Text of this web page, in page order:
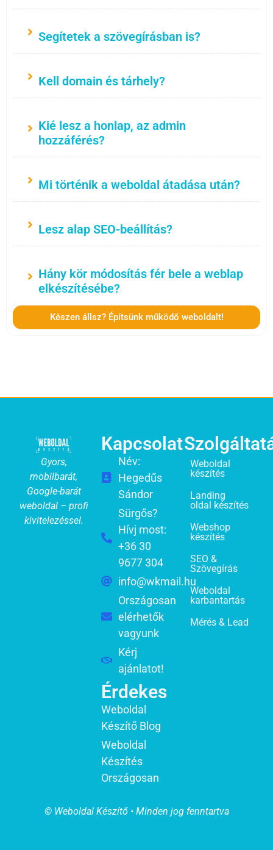
Segítetek a szövegírásban is?
Kell domain és tárhely?
Kié lesz a honlap, az admin
hozzáférés?
Mi történik a weboldal átadása után?
Lesz alap SEO-beállítás?
Hány kör módosítás fér bele a weblap
elkészítésébe?
Készen állsz? Építsünk működő weboldalt!
Gyors,
mobilbarát,
Google-barát
weboldal – profi
kivitelezéssel.
Kapcsolat
Név:
Hegedűs
Sándor
Sürgős?
Hívj most:
+36 30
9677 304
info@wkmail.hu
Országosan
elérhetők
vagyunk
Kérj
ajánlatot!
Érdekes
Weboldal
Készítő Blog
Weboldal
Készítés
Országosan
Weboldal
készítés
Landing
oldal készítés
Webshop
készítés
SEO &
Szövegírás
Weboldal
karbantartás
Mérés & Lead
© Weboldal Készítő • Minden jog fenntartva